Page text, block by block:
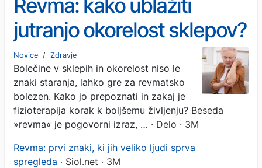
Revma: kako ublažiti
jutranjo okorelost sklepov?
Novice / Zdravje
Bolečine v sklepih in okorelost niso le
znaki staranja, lahko gre za revmatsko
bolezen. Kako jo prepoznati in zakaj je
fizioterapija korak k boljšemu življenju? Beseda
»revma« je pogovorni izraz, … · Delo · 3M
Revma: prvi znaki, ki jih veliko ljudi sprva
spregleda · Siol.net · 3M